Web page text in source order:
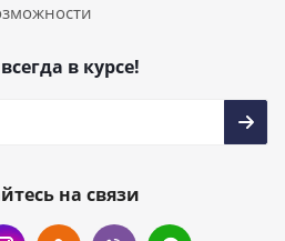
в курсе!
на связи